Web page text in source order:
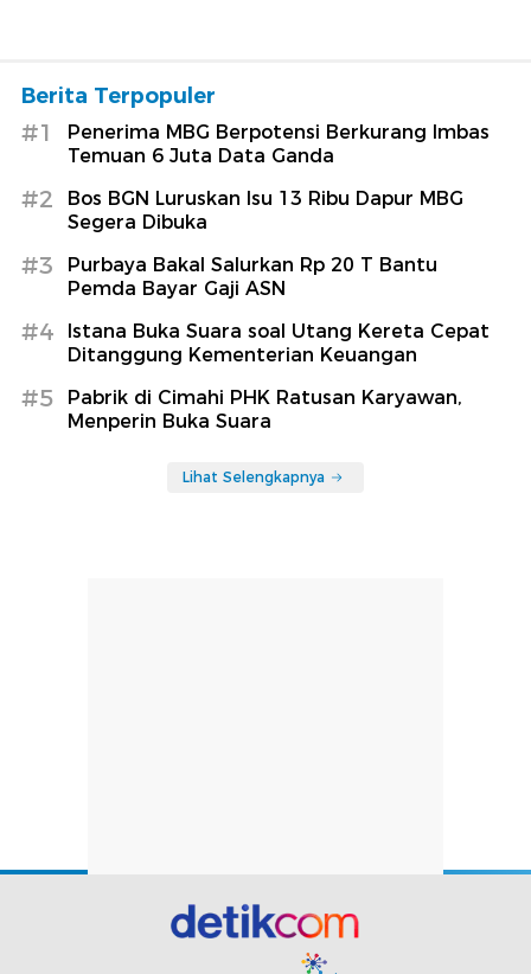
Berita Terpopuler
#1
Penerima MBG Berpotensi Berkurang Imbas
Temuan 6 Juta Data Ganda
#2
Bos BGN Luruskan Isu 13 Ribu Dapur MBG
Segera Dibuka
#3
Purbaya Bakal Salurkan Rp 20 T Bantu
Pemda Bayar Gaji ASN
#4
Istana Buka Suara soal Utang Kereta Cepat
Ditanggung Kementerian Keuangan
#5
Pabrik di Cimahi PHK Ratusan Karyawan,
Menperin Buka Suara
Lihat Selengkapnya